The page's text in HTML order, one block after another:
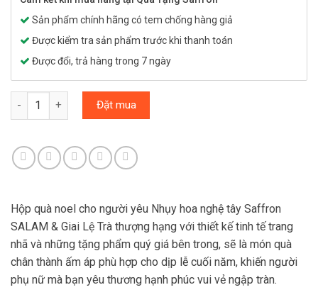
Sản phẩm chính hãng có tem chống hàng giả
Được kiểm tra sản phẩm trước khi thanh toán
Được đổi, trả hàng trong 7 ngày
Hộp quà Nhụy hoa nghệ tây SALAM & Giai Lệ Trà thượng hạng
Đặt mua
Hộp quà noel cho người yêu Nhụy hoa nghệ tây Saffron
SALAM & Giai Lệ Trà thượng hạng với thiết kế tinh tế trang
nhã và những tặng phẩm quý giá bên trong, sẽ là món quà
chân thành ấm áp phù hợp cho dịp lễ cuối năm, khiến người
phụ nữ mà bạn yêu thương hạnh phúc vui vẻ ngập tràn.